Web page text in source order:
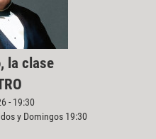
la clase
- 19:30
y Domingos 19:30